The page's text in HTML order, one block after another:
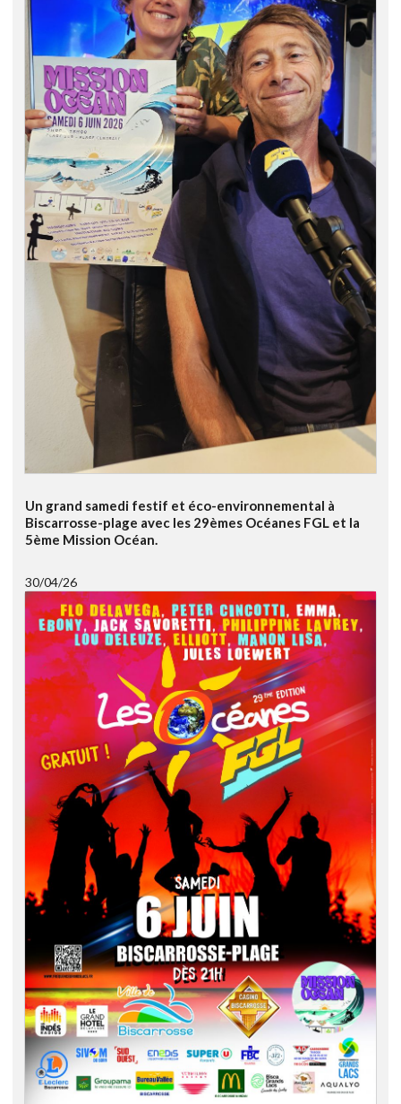
Un grand samedi festif et éco-environnemental à
Biscarrosse-plage avec les 29èmes Océanes FGL et la
5ème Mission Océan.
30/04/26